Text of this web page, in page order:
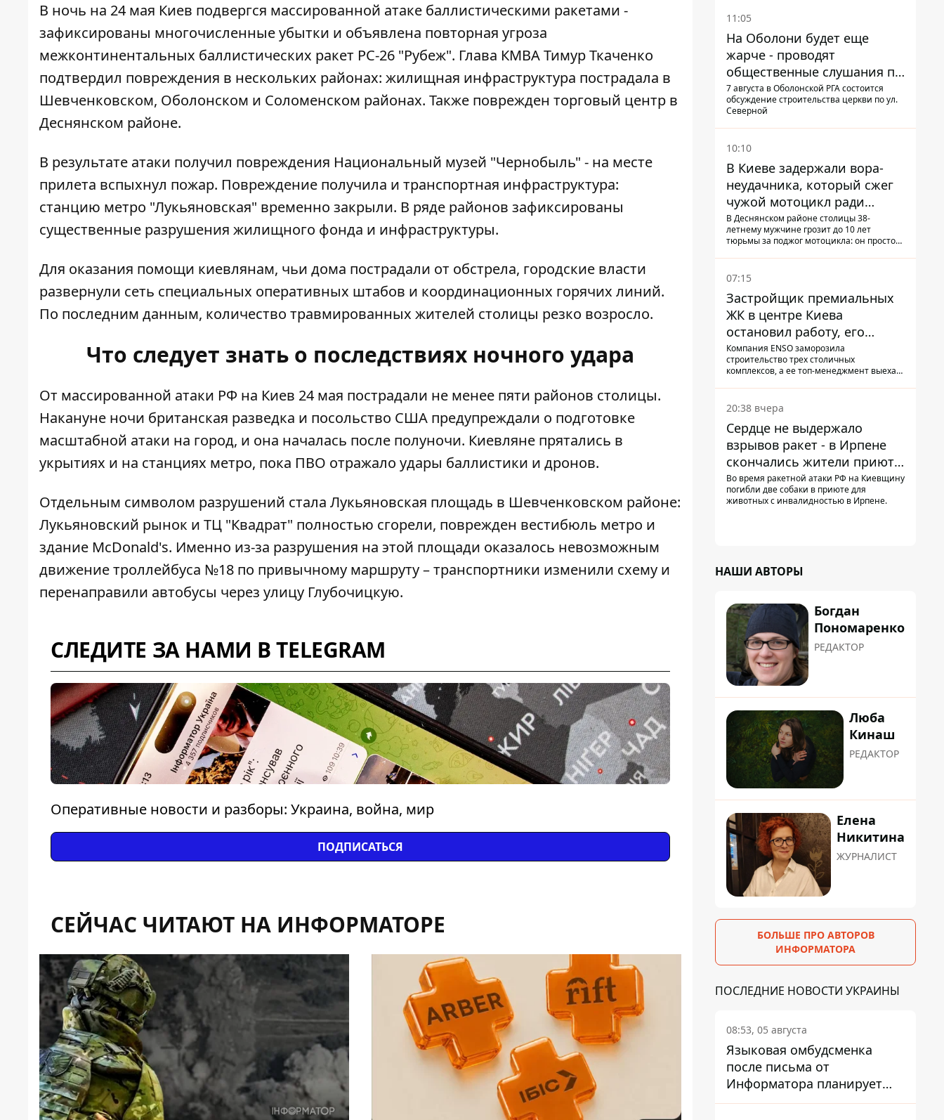
В ночь на 24 мая Киев подвергся массированной атаке баллистическими ракетами -
зафиксированы многочисленные убытки и объявлена ​​повторная угроза
межконтинентальных баллистических ракет РС-26 "Рубеж". Глава КМВА Тимур Ткаченко
подтвердил повреждения в нескольких районах: жилищная инфраструктура пострадала в
Шевченковском, Оболонском и Соломенском районах. Также поврежден торговый центр в
Деснянском районе.
В результате атаки получил повреждения Национальный музей "Чернобыль" - на месте
прилета вспыхнул пожар. Повреждение получила и транспортная инфраструктура:
станцию ​​метро "Лукьяновская" временно закрыли. В ряде районов зафиксированы
существенные разрушения жилищного фонда и инфраструктуры.
Для оказания помощи киевлянам, чьи дома пострадали от обстрела, городские власти
развернули сеть специальных оперативных штабов и координационных горячих линий.
По последним данным, количество травмированных жителей столицы резко возросло.
Что следует знать о последствиях ночного удара
От массированной атаки РФ на Киев 24 мая пострадали не менее пяти районов столицы.
Накануне ночи британская разведка и посольство США предупреждали о подготовке
масштабной атаки на город, и она началась после полуночи. Киевляне прятались в
укрытиях и на станциях метро, ​​пока ПВО отражало удары баллистики и дронов.
Отдельным символом разрушений стала Лукьяновская площадь в Шевченковском районе:
Лукьяновский рынок и ТЦ "Квадрат" полностью сгорели, поврежден вестибюль метро и
здание McDonald's. Именно из-за разрушения на этой площади оказалось невозможным
движение троллейбуса №18 по привычному маршруту – транспортники изменили схему и
перенаправили автобусы через улицу Глубочицкую.
СЛЕДИТЕ ЗА НАМИ В TELEGRAM
Оперативные новости и разборы: Украина, война, мир
ПОДПИСАТЬСЯ
СЕЙЧАС ЧИТАЮТ НА ИНФОРМАТОРЕ
11:05
На Оболони будет еще
жарче - проводят
общественные слушания по
поводу храма УГКЦ на
Северной
7 августа в Оболонской РГА состоится
обсуждение строительства церкви по ул.
Северной
10:10
В Киеве задержали вора-
неудачника, который сжег
чужой мотоцикл ради
содержимого багажника
В Деснянском районе столицы 38-
летнему мужчине грозит до 10 лет
тюрьмы за поджог мотоцикла: он просто
07:15
Застройщик премиальных
ЖК в центре Киева
остановил работу, его
руководители сбежали из
Украины - Bihus.info
Компания ENSO заморозила
строительство трех столичных
комплексов, а ее топ-менеджмент выехал
20:38 вчера
Сердце не выдержало
взрывов ракет - в Ирпене
скончались жители приюта
для собак с инвалидностью
Во время ракетной атаки РФ на Киевщину
погибли две собаки в приюте для
животных с инвалидностью в Ирпене.
НАШИ АВТОРЫ
Богдан
Пономаренко
РЕДАКТОР
Люба
Кинаш
РЕДАКТОР
Елена
Никитина
ЖУРНАЛИСТ
БОЛЬШЕ ПРО АВТОРОВ
ИНФОРМАТОРА
ПОСЛЕДНИЕ НОВОСТИ УКРАИНЫ
08:53, 05 августа
Языковая омбудсменка
после письма от
Информатора планирует
наказать компанию-